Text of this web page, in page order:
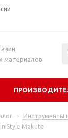
материалов
- Инструменты
Makute